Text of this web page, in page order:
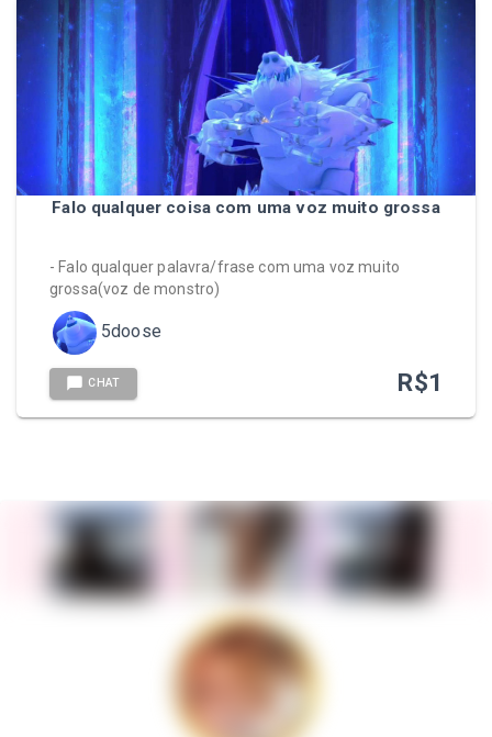
Falo qualquer coisa com uma voz muito grossa
- Falo qualquer palavra/frase com uma voz muito
grossa(voz de monstro)
5doose
CHAT R$1